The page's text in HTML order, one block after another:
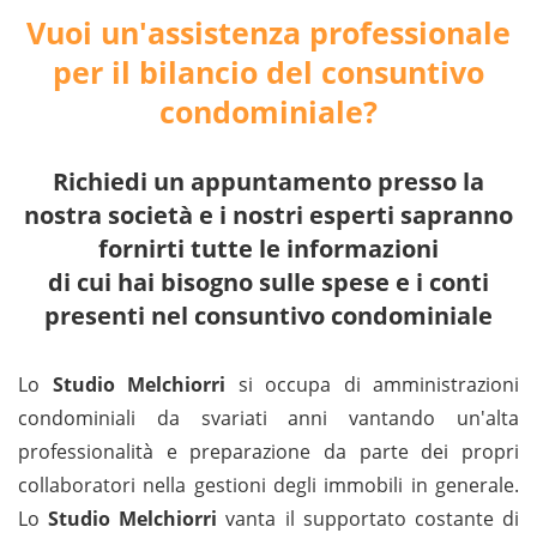
Vuoi un'assistenza professionale
per il bilancio del consuntivo
condominiale?
Richiedi un appuntamento presso la
nostra società e i nostri esperti sapranno
fornirti tutte le informazioni
di cui hai bisogno sulle spese e i conti
presenti nel consuntivo condominiale
Lo Studio Melchiorri si occupa di amministrazioni
condominiali da svariati anni vantando un'alta
professionalità e preparazione da parte dei propri
collaboratori nella gestioni degli immobili in generale.
LoStudio Melchiorrivanta il supportato costante di